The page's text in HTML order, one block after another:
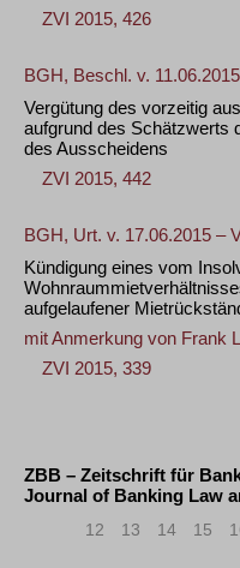
ZVI 2015, 426
BGH, Beschl. v.
Vergütung des vorzeitig
aufgrund des Schätzwerts
des Ausscheidens
ZVI 2015, 442
BGH, Urt. v. 17.06.2015 –
Kündigung eines vom
aufgelaufener
mit Anmerkung von Frank
ZVI 2015, 339
ZBB – Zeitschrift für
Journal of Banking Law
12 13 14 15